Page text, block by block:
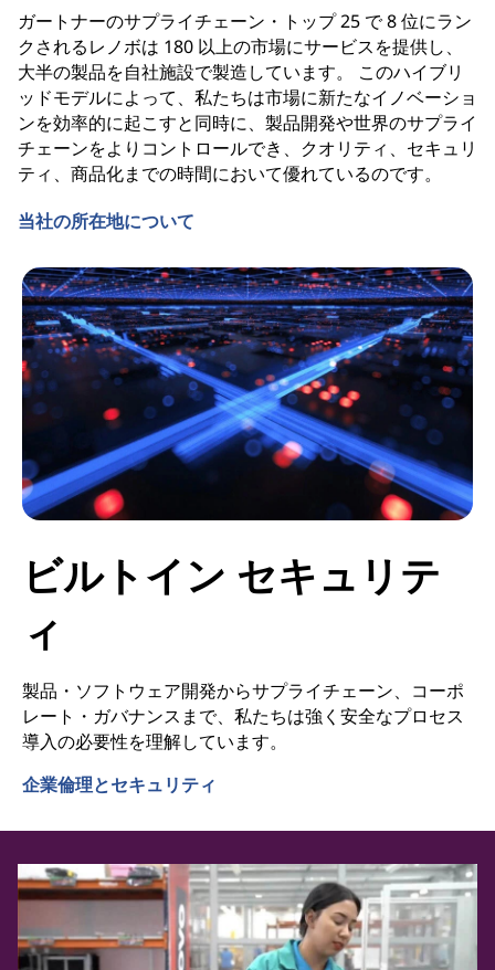
ガートナーのサプライチェーン・トップ 25 で 8 位にラン
クされるレノボは 180 以上の市場にサービスを提供し、
大半の製品を自社施設で製造しています。 このハイブリ
ッドモデルによって、私たちは市場に新たなイノベーショ
ンを効率的に起こすと同時に、製品開発や世界のサプライ
チェーンをよりコントロールでき、クオリティ、セキュリ
ティ、商品化までの時間において優れているのです。
当社の所在地について
ビルトイン セキュリテ
ィ
製品・ソフトウェア開発からサプライチェーン、コーポ
レート・ガバナンスまで、私たちは強く安全なプロセス
導入の必要性を理解しています。
企業倫理とセキュリティ